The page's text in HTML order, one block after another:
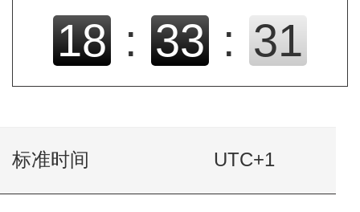
18 : 33 : 31
标准时间 UTC+1